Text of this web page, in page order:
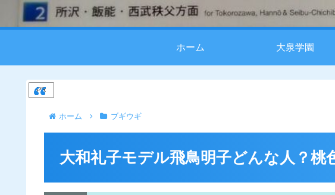
ホーム 大泉学園
ホーム ブギウギ
PR
大和礼子モデル飛鳥明子どんな人？桃